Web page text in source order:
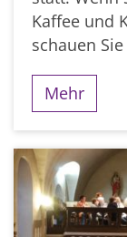
Kaffee und
schauen
Mehr